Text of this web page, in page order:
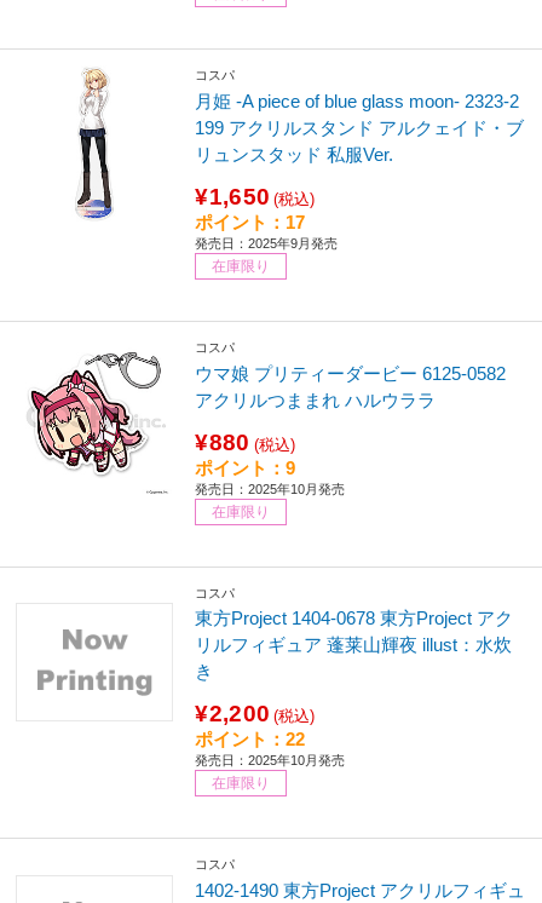
コスパ
月姫 -A piece of blue glass moon- 2323-2
199 アクリルスタンド アルクェイド・ブ
リュンスタッド 私服Ver.
¥1,650 (税込)
ポイント：17
発売日：2025年9月発売
在庫限り
コスパ
ウマ娘 プリティーダービー 6125-0582
アクリルつままれ ハルウララ
¥880 (税込)
ポイント：9
発売日：2025年10月発売
在庫限り
コスパ
東方Project 1404-0678 東方Project アク
リルフィギュア 蓬莱山輝夜 illust：水炊
き
¥2,200 (税込)
ポイント：22
発売日：2025年10月発売
在庫限り
コスパ
1402-1490 東方Project アクリルフィギュ